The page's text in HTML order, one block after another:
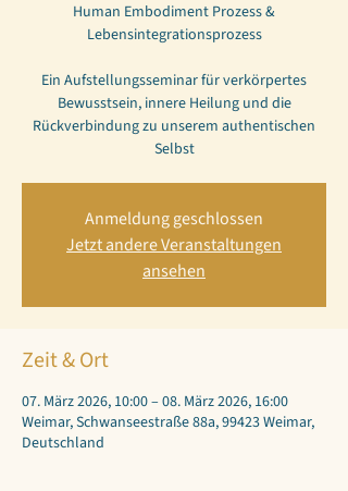
Human Embodiment Prozess &
Lebensintegrationsprozess
Ein Aufstellungsseminar für verkörpertes
Bewusstsein, innere Heilung und die
Rückverbindung zu unserem authentischen
Selbst
Anmeldung geschlossen
Jetzt andere Veranstaltungen
ansehen
Zeit & Ort
07. März 2026, 10:00 – 08. März 2026, 16:00
Weimar, Schwanseestraße 88a, 99423 Weimar,
Deutschland